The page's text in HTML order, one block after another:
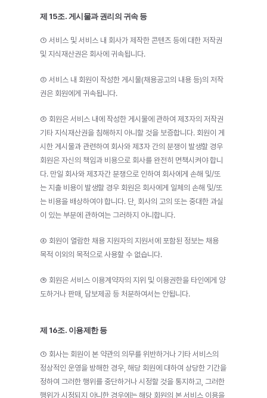
제 15조. 게시물과 권리의 귀속 등
① 서비스 및 서비스 내 회사가 제작한 콘텐츠 등에 대한 저작권
및 지식재산권은 회사에 귀속됩니다.
② 서비스 내 회원이 작성한 게시물(채용공고의 내용 등)의 저작
권은 회원에게 귀속됩니다.
③ 회원은 서비스 내에 작성한 게시물에 관하여 제3자의 저작권
기타 지식재산권을 침해하지 아니할 것을 보증합니다. 회원이 게
시한 게시물과 관련하여 회사와 제3자 간의 분쟁이 발생할 경우
회원은 자신의 책임과 비용으로 회사를 완전히 면책시켜야 합니
다. 만일 회사와 제3자간 분쟁으로 인하여 회사에게 손해 및/또
는 지출 비용이 발생할 경우 회원은 회사에게 일체의 손해 및/또
는 비용을 배상하여야 합니다. 단, 회사의 고의 또는 중대한 과실
이 있는 부분에 관하여는 그러하지 아니합니다.
④ 회원이 열람한 채용 지원자의 지원서에 포함된 정보는 채용
목적 이외의 목적으로 사용할 수 없습니다.
⑤ 회원은 서비스 이용계약자의 지위 및 이용권한을 타인에게 양
도하거나 판매, 담보제공 등 처분하여서는 안됩니다.
제 16조. 이용제한 등
① 회사는 회원이 본 약관의 의무를 위반하거나 기타 서비스의
정상적인 운영을 방해한 경우, 해당 회원에 대하여 상당한 기간을
정하여 그러한 행위를 중단하거나 시정할 것을 통지하고, 그러한
행위가 시정되지 아니한 경우에는 해당 회원의 본 서비스 이용을